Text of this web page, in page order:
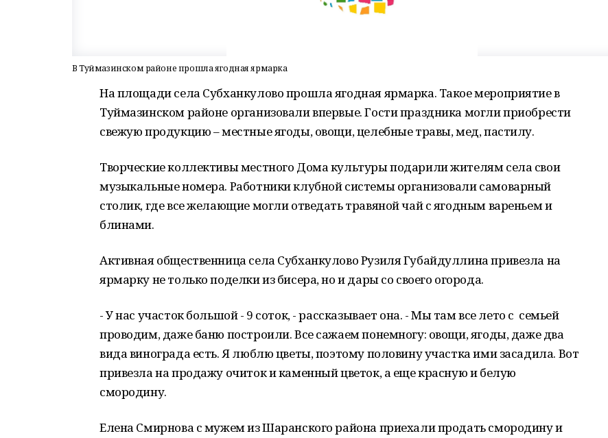
В Туймазинском районе прошла ягодная ярмарка
На площади села Субханкулово прошла ягодная ярмарка. Такое мероприятие в
Туймазинском районе организовали впервые. Гости праздника могли приобрести
свежую продукцию – местные ягоды, овощи, целебные травы, мед, пастилу.
Творческие коллективы местного Дома культуры подарили жителям села свои
музыкальные номера. Работники клубной системы организовали самоварный
столик, где все желающие могли отведать травяной чай с ягодным вареньем и
блинами.
Активная общественница села Субханкулово Рузиля Губайдуллина привезла на
ярмарку не только поделки из бисера, но и дары со своего огорода.
- У нас участок большой - 9 соток, - рассказывает она. - Мы там все лето с семьей
проводим, даже баню построили. Все сажаем понемногу: овощи, ягоды, даже два
вида винограда есть. Я люблю цветы, поэтому половину участка ими засадила. Вот
привезла на продажу очиток и каменный цветок, а еще красную и белую
смородину.
Елена Смирнова с мужем из Шаранского района приехали продать смородину и